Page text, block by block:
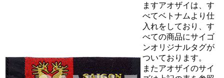
ますアオザイは、す
べてベトナムより仕
入れをしており、す
べての商品にサイゴ
ンオリジナルタグが
ついております。
またアオザイのサイ